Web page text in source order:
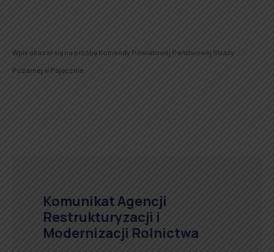
Wpis ukazał się na prośbę Komendy Powiatowej Państwowej Straży
Pożarnej w Pajęcznie.
Komunikat Agencji
Restrukturyzacji i
Modernizacji Rolnictwa